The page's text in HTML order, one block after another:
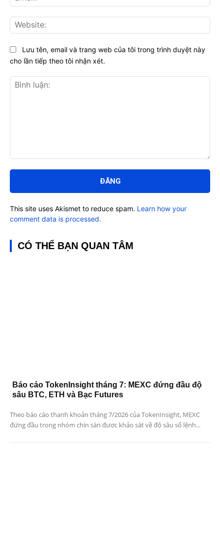
luận:
Lưu tên, email và trang web của tôi trong trình duyệt này
cho lần tiếp theo tôi nhận xét.
This site uses Akismet to reduce spam. Learn how your
comment data is processed.
CÓ THỂ BẠN QUAN TÂM
Báo cáo TokenInsight tháng 7: MEXC đứng đầu độ
sâu BTC, ETH và Bạc Futures
Theo báo cáo thanh khoản tháng 7/2026 của TokenInsight, MEXC
đứng đầu trong nhóm chín sàn được khảo sát về độ sâu sổ lệnh...